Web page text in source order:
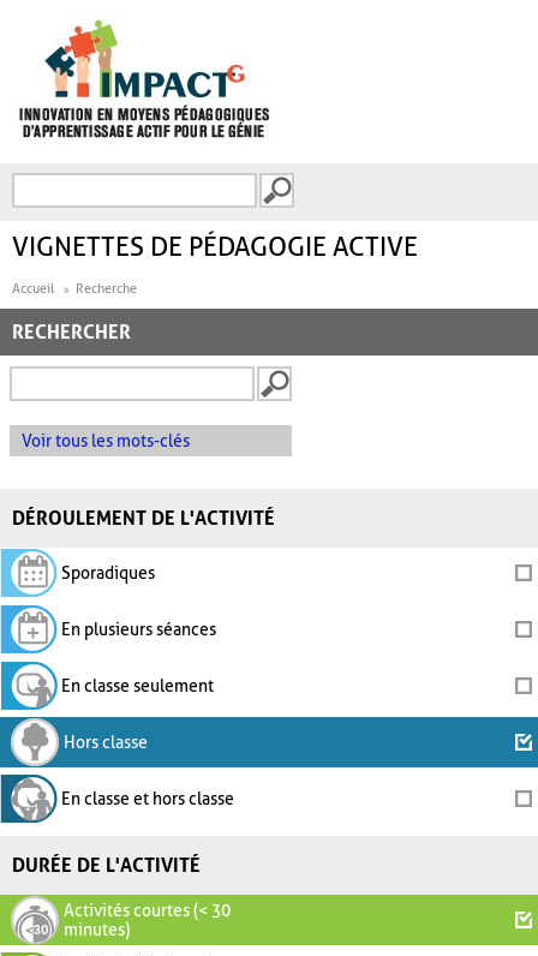
FORMULAIRE DE
VIGNETTES DE PÉDAGOGIE ACTIVE
Accueil Recherche
RECHERCHER
Voir tous les mots-clés
DÉROULEMENT DE L'ACTIVITÉ
Sporadiques
En plusieurs séances
En classe seulement
Hors classe
En classe et hors classe
DURÉE DE L'ACTIVITÉ
Activités courtes (< 30
minutes)